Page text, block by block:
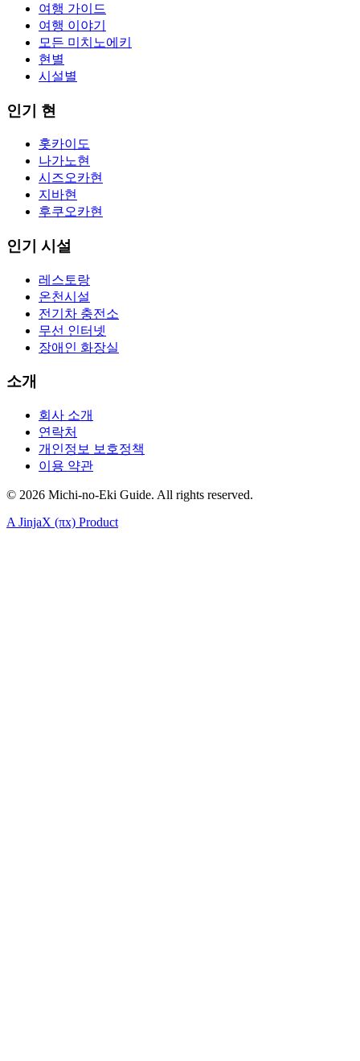
여행 가이드
여행 이야기
모든 미치노에키
현별
시설별
인기 현
홋카이도
나가노현
시즈오카현
지바현
후쿠오카현
인기 시설
레스토랑
온천시설
전기차 충전소
무선 인터넷
장애인 화장실
소개
회사 소개
연락처
개인정보 보호정책
이용 약관
© 2026 Michi-no-Eki Guide. All rights reserved.
A JinjaX (πx) Product